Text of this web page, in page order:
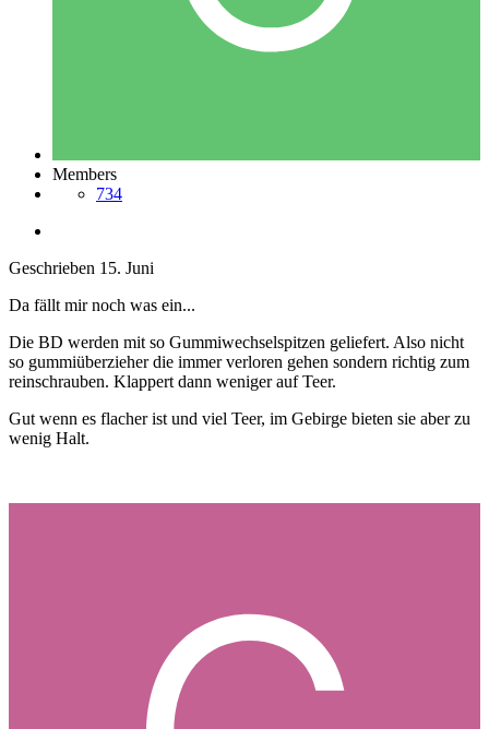
Members
734
Geschrieben 15. Juni
Da fällt mir noch was ein...
Die BD werden mit so Gummiwechselspitzen geliefert. Also nicht
so gummiüberzieher die immer verloren gehen sondern richtig zum
reinschrauben. Klappert dann weniger auf Teer.
Gut wenn es flacher ist und viel Teer, im Gebirge bieten sie aber zu
wenig Halt.